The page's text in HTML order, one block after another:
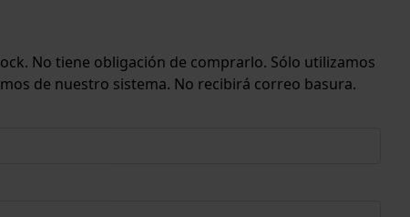
No tiene obligación de comprarlo. Sólo utilizamos
de nuestro sistema. No recibirá correo basura.